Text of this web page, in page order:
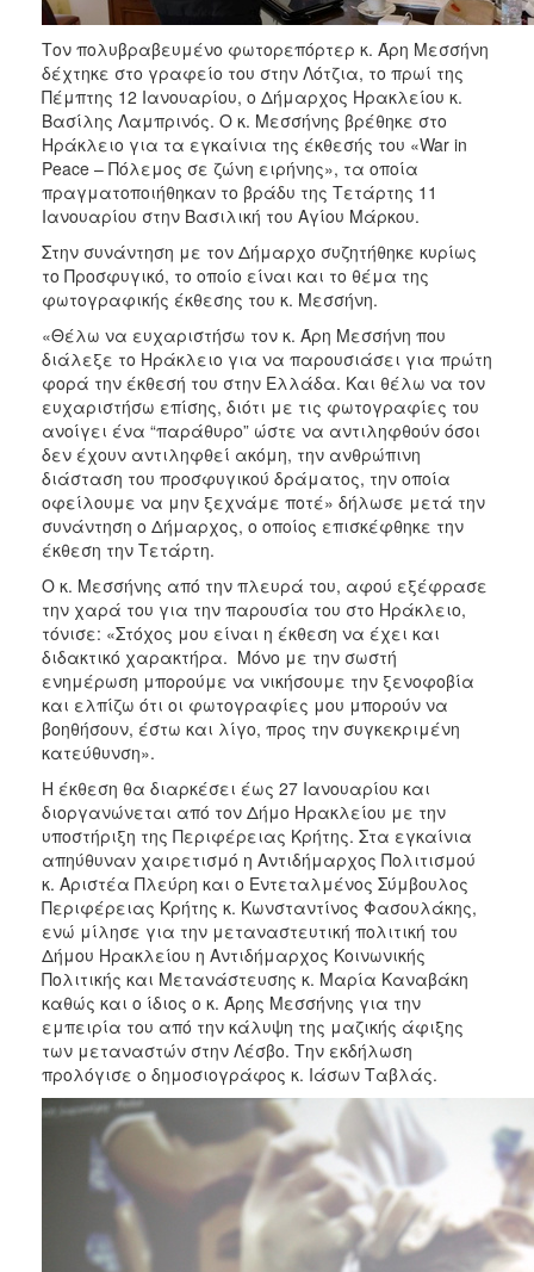
ΑΝΘΕΚΤΙΚΗ
ΠΟΛΗ
Τον πολυβραβευμένο φωτορεπόρτερ κ. Άρη Μεσσήνη
δέχτηκε στο γραφείο του στην Λότζια, το πρωί της
Πέμπτης 12 Ιανουαρίου, ο Δήμαρχος Ηρακλείου κ.
Βασίλης Λαμπρινός. Ο κ. Μεσσήνης βρέθηκε στο
Ηράκλειο για τα εγκαίνια της έκθεσής του «War in
Peace – Πόλεμος σε ζώνη ειρήνης», τα οποία
πραγματοποιήθηκαν το βράδυ της Τετάρτης 11
Ιανουαρίου στην Βασιλική του Αγίου Μάρκου.
Στην συνάντηση με τον Δήμαρχο συζητήθηκε κυρίως
το Προσφυγικό, το οποίο είναι και το θέμα της
φωτογραφικής έκθεσης του κ. Μεσσήνη.
«Θέλω να ευχαριστήσω τον κ. Άρη Μεσσήνη που
διάλεξε το Ηράκλειο για να παρουσιάσει για πρώτη
φορά την έκθεσή του στην Ελλάδα. Και θέλω να τον
ευχαριστήσω επίσης, διότι με τις φωτογραφίες του
ανοίγει ένα “παράθυρο” ώστε να αντιληφθούν όσοι
δεν έχουν αντιληφθεί ακόμη, την ανθρώπινη
διάσταση του προσφυγικού δράματος, την οποία
οφείλουμε να μην ξεχνάμε ποτέ» δήλωσε μετά την
συνάντηση ο Δήμαρχος, ο οποίος επισκέφθηκε την
έκθεση την Τετάρτη.
Ο κ. Μεσσήνης από την πλευρά του, αφού εξέφρασε
την χαρά του για την παρουσία του στο Ηράκλειο,
τόνισε: «Στόχος μου είναι η έκθεση να έχει και
διδακτικό χαρακτήρα. Μόνο με την σωστή
ενημέρωση μπορούμε να νικήσουμε την ξενοφοβία
και ελπίζω ότι οι φωτογραφίες μου μπορούν να
βοηθήσουν, έστω και λίγο, προς την συγκεκριμένη
κατεύθυνση».
Η έκθεση θα διαρκέσει έως 27 Ιανουαρίου και
διοργανώνεται από τον Δήμο Ηρακλείου με την
υποστήριξη της Περιφέρειας Κρήτης. Στα εγκαίνια
απηύθυναν χαιρετισμό η Αντιδήμαρχος Πολιτισμού
κ. Αριστέα Πλεύρη και ο Εντεταλμένος Σύμβουλος
Περιφέρειας Κρήτης κ. Κωνσταντίνος Φασουλάκης,
ενώ μίλησε για την μεταναστευτική πολιτική του
Δήμου Ηρακλείου η Αντιδήμαρχος Κοινωνικής
Πολιτικής και Μετανάστευσης κ. Μαρία Καναβάκη
καθώς και ο ίδιος ο κ. Άρης Μεσσήνης για την
εμπειρία του από την κάλυψη της μαζικής άφιξης
των μεταναστών στην Λέσβο. Την εκδήλωση
προλόγισε ο δημοσιογράφος κ. Ιάσων Ταβλάς.